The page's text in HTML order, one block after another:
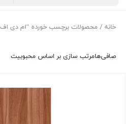
خانه / محصولات برچسب خورده “ام دی اف 16 لیون”
صافی‌هامرتب سازی بر اساس محبوبیت